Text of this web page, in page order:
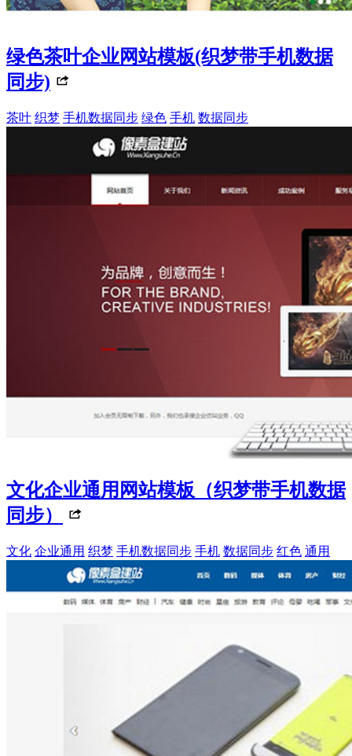
绿色茶叶企业网站模板(织梦带手机数据
同步)
茶叶 织梦 手机数据同步 绿色 手机 数据同步
文化企业通用网站模板（织梦带手机数据
同步）
文化 企业通用 织梦 手机数据同步 手机 数据同步 红色 通用